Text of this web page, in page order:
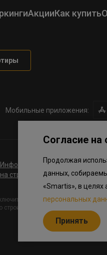
АкцииКак купить
Мобильные приложения:
Информация о плановом
на строительство
ознакомительный
носят
Согласие на
Продолжая
данных,
«Smartis», в целях
персональных
Принять